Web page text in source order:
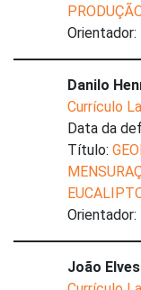
Orientador:
Danilo
Currículo
Data da
Título:
Orientador:
João